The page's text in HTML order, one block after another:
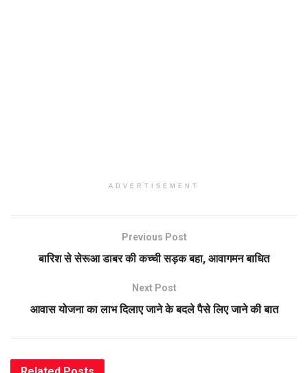
ADVERTISEMENT
Previous Post
बारिश से सेरूआ डाबर की कच्ची सड़क बहा, आवागमन बाधित
Next Post
आवास योजना का लाभ दिलाए जाने के बदले पैसे लिए जाने की बात